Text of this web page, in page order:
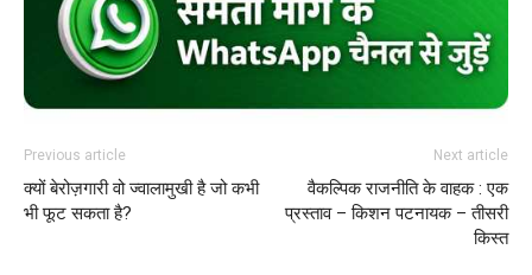
Previous article
क्यों बेरोज़गारी वो ज्वालामुखी है जो कभी
भी फूट सकता है?
Next article
वैकल्पिक राजनीति के वाहक : एक
प्रस्ताव – किशन पटनायक – तीसरी
किस्त